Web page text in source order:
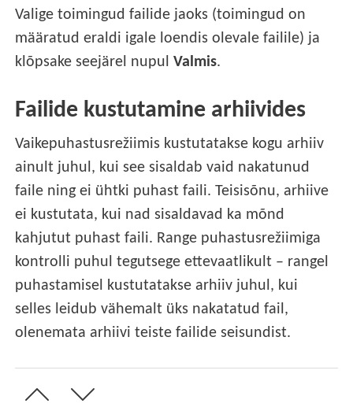
Valige toimingud failide jaoks (toimingud on
määratud eraldi igale loendis olevale failile) ja
klõpsake seejärel nupulValmis.
Failide kustutamine arhiivides
Vaikepuhastusrežiimis kustutatakse kogu arhiiv
ainult juhul, kui see sisaldab vaid nakatunud
faile ning ei ühtki puhast faili. Teisisõnu, arhiive
ei kustutata, kui nad sisaldavad ka mõnd
kahjutut puhast faili. Range puhastusrežiimiga
kontrolli puhul tegutsege ettevaatlikult – rangel
puhastamisel kustutatakse arhiiv juhul, kui
selles leidub vähemalt üks nakatatud fail,
olenemata arhiivi teiste failide seisundist.